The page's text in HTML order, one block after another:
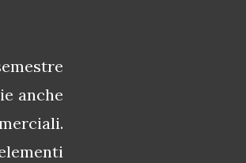
anche